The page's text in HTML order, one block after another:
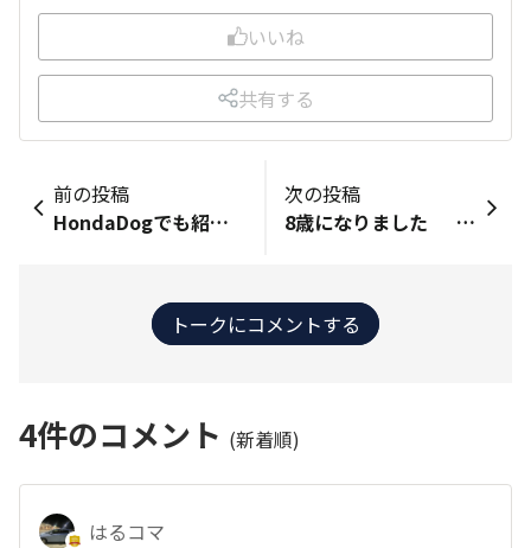
いいね
共有する
前の投稿
HondaDogでも紹介されている福島のフットルースさんにこの土日に1泊してきました。先代犬の時から毎年秋に訪れていたのですが今回は暑くなる前に行ってきました。元々ものすごくリーズナブルな宿ですが福島県「また来て」割のクーポンで更にお安く泊まれました。貸切露天風呂の温泉、美味しくてボリュームのあるコース料理と満足度が高い宿です。何よりご主人のお人柄が最高です。カメラの方を見ない我が家の愛犬も毎回綺麗に撮影してハガキに印刷していただけます。
次の投稿
8歳になりました 小さい頃は「何が面白い」みたいな硬い顔だったのですが、最近は口を開けて ニコニコするのが上手になりました。 先日、後ろ足の付け根付近が少しぷっくり固くなり、病院で検査してもらったところ 脂肪腫で良性のものだとのことで大きくならない限り処置は不要だそうです。 p8kを名乗ってきましたが、こいつの体重が増え、p9kに改名する必要がありそう。
トークにコメントする
4件のコメント (新着順)
はるコマ